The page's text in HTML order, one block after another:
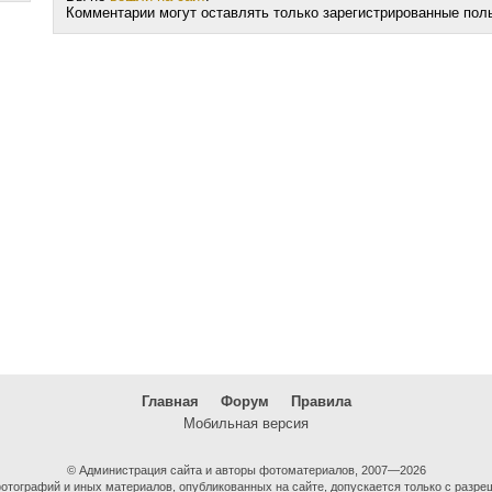
Комментарии могут оставлять только зарегистрированные
Главная Форум
Правила
Мобильная версия
© Администрация сайта и авторы фотоматериалов, 2007—2026
и иных материалов, опубликованных на сайте, допускается только с